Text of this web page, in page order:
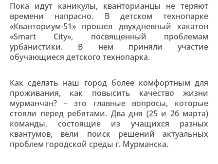
Пока идут каникулы, кванторианцы не теряют
времени напрасно. В детском технопарке
«Кванториум-51» прошел двухдневный хакатон
«Smart City», посвященный проблемам
урбанистики. В нем приняли участие
обучающиеся детского технопарка.
Как сделать наш город более комфортным для
проживания, как повысить качество жизни
мурманчан? – это главные вопросы, которые
стояли перед ребятами. Два дня (25 и 26 марта)
команды, состоящие из учащихся разных
квантумов, вели поиск решений актуальных
проблем городской среды г. Мурманска.